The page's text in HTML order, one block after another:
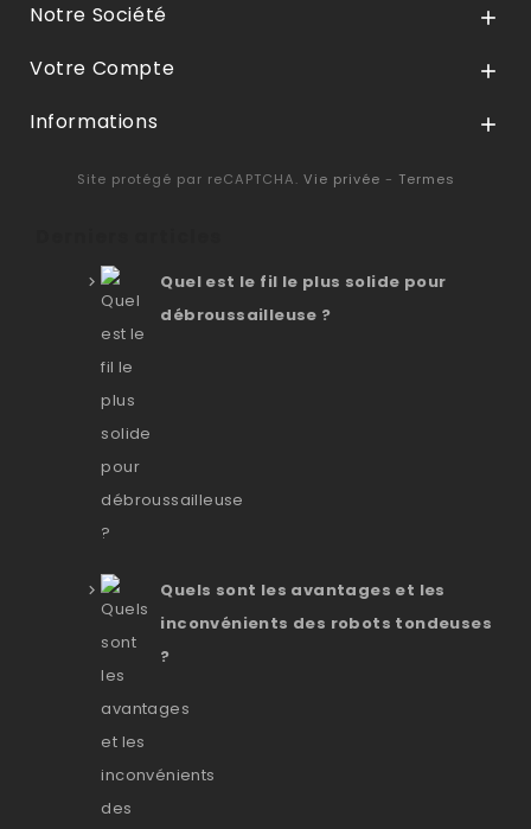
Notre Société 
Votre Compte 
Informations 
Site protégé par reCAPTCHA. Vie privée - Termes
Quel est le fil le plus solide pour
débroussailleuse ?
Quels sont les avantages et les
inconvénients des robots tondeuses
?